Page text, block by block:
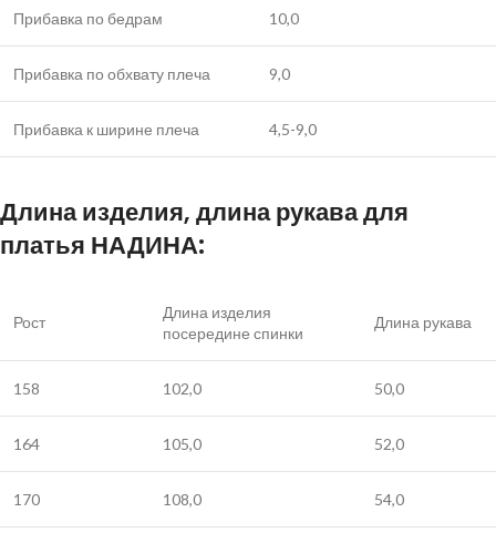
Прибавка по бедрам 10,0
Прибавка по обхвату плеча 9,0
Прибавка к ширине плеча 4,5-9,0
Длина изделия, длина рукава для
платья НАДИНА:
Рост
Длина изделия
посередине спинки
Длина рукава
158 102,0 50,0
164 105,0 52,0
170 108,0 54,0